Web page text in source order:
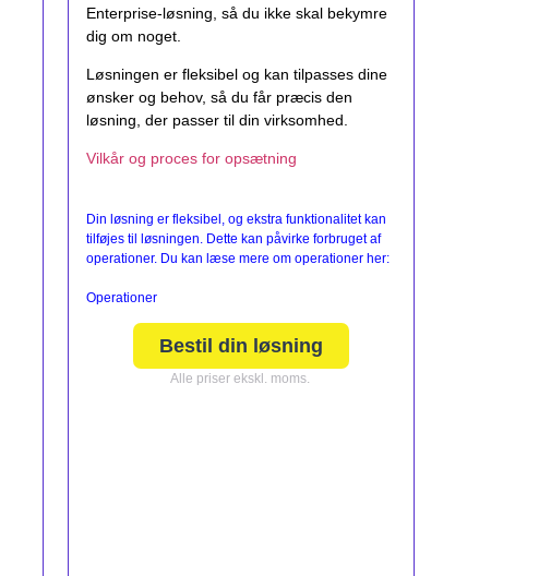
Enterprise-løsning, så du ikke skal bekymre
dig om noget.
Løsningen er fleksibel og kan tilpasses dine
ønsker og behov, så du får præcis den
løsning, der passer til din virksomhed.
Vilkår og proces for opsætning
Din løsning er fleksibel, og ekstra funktionalitet kan
tilføjes til løsningen. Dette kan påvirke forbruget af
operationer. Du kan læse mere om operationer her:
Operationer
Bestil din løsning
Alle priser ekskl. moms.